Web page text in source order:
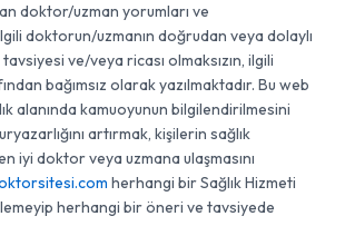
doktor/uzman yorumları ve
doktorun/uzmanın doğrudan veya dolaylı
ve/veya ricası olmaksızın, ilgili
bağımsız olarak yazılmaktadır. Bu web
alanında kamuoyunun bilgilendirilmesini
artırmak, kişilerin sağlık
iyi doktor veya uzmana ulaşmasını
herhangi bir Sağlık Hizmeti
herhangi bir öneri ve tavsiyede